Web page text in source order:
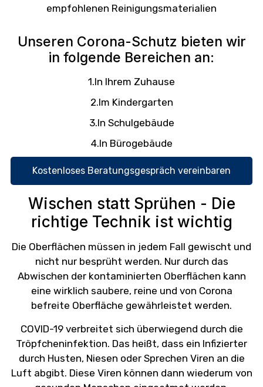
empfohlenen Reinigungsmaterialien
Unseren Corona-Schutz bieten wir
in folgende Bereichen an:
1.In Ihrem Zuhause
2.Im Kindergarten
3.In Schulgebäude
4.In Bürogebäude
Kostenloses Beratungsgespräch vereinbaren
Wischen statt Sprühen - Die
richtige Technik ist wichtig
Die Oberflächen müssen in jedem Fall gewischt und
nicht nur besprüht werden. Nur durch das
Abwischen der kontaminierten Oberflächen kann
eine wirklich saubere, reine und von Corona
befreite Oberfläche gewährleistet werden.
COVID-19 verbreitet sich überwiegend durch die
Tröpfcheninfektion. Das heißt, dass ein Infizierter
durch Husten, Niesen oder Sprechen Viren an die
Luft abgibt. Diese Viren können dann wiederum von